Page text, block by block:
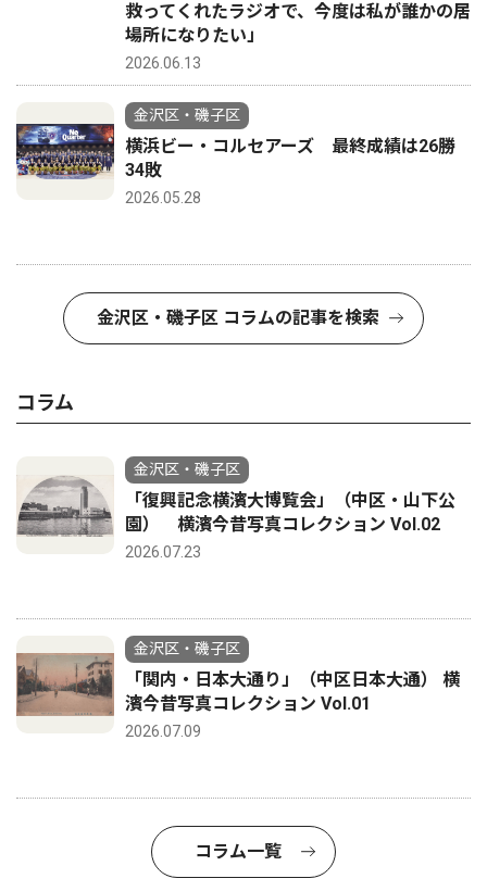
救ってくれたラジオで、今度は私が誰かの居
場所になりたい」
2026.06.13
金沢区・磯子区
横浜ビー・コルセアーズ 最終成績は26勝
34敗
2026.05.28
金沢区・磯子区 コラムの記事を検索
コラム
金沢区・磯子区
「復興記念横濱大博覧会」（中区・山下公
園） 横濱今昔写真コレクション Vol.02
2026.07.23
金沢区・磯子区
「関内・日本大通り」（中区日本大通） 横
濱今昔写真コレクション Vol.01
2026.07.09
コラム一覧